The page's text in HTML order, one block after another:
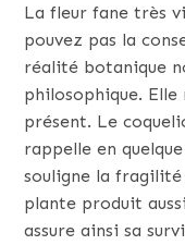
La fleur fane très
pouvez pas la
réalité botanique
philosophique.
présent. Le
rappelle en
souligne la
plante produit
assure ainsi sa